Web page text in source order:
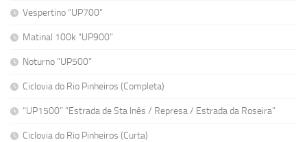
Vespertino “UP700”
Matinal 100k “UP900”
Noturno “UP500”
Ciclovia do Rio Pinheiros (Completa)
“UP1500” “Estrada de Sta Inês / Represa / Estrada da Roseira”
Ciclovia do Rio Pinheiros (Curta)